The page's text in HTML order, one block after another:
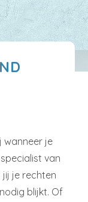
wanneer je
van
je rechten
blijkt. Of